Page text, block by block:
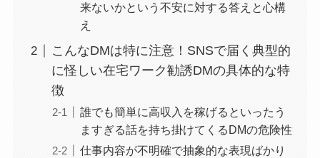
来ないかという不安に対する答えと心構
え
こんなDMは特に注意！SNSで届く典型的
に怪しい在宅ワーク勧誘DMの具体的な特
徴
誰でも簡単に高収入を稼げるといったう
ますぎる話を持ち掛けてくるDMの危険性
仕事内容が不明確で抽象的な表現ばかり